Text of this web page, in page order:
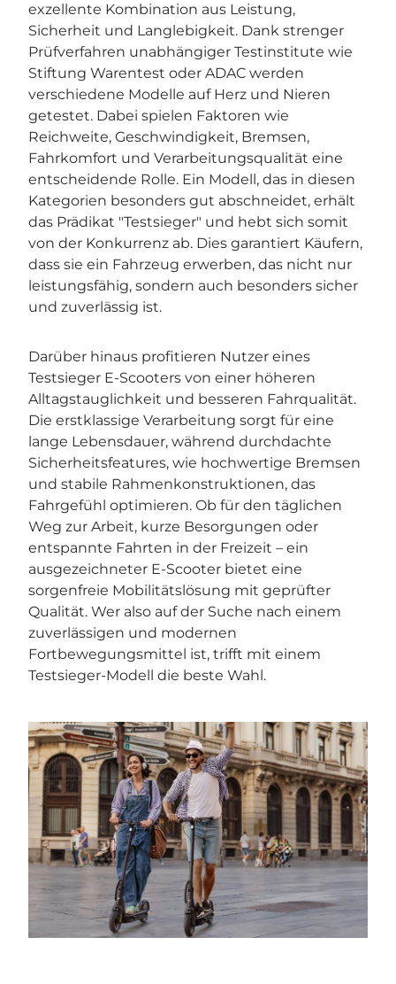
exzellente Kombination aus Leistung,
Sicherheit und Langlebigkeit. Dank strenger
Prüfverfahren unabhängiger Testinstitute wie
Stiftung Warentest oder ADAC werden
verschiedene Modelle auf Herz und Nieren
getestet. Dabei spielen Faktoren wie
Reichweite, Geschwindigkeit, Bremsen,
Fahrkomfort und Verarbeitungsqualität eine
entscheidende Rolle. Ein Modell, das in diesen
Kategorien besonders gut abschneidet, erhält
das Prädikat "Testsieger" und hebt sich somit
von der Konkurrenz ab. Dies garantiert Käufern,
dass sie ein Fahrzeug erwerben, das nicht nur
leistungsfähig, sondern auch besonders sicher
und zuverlässig ist.
Darüber hinaus profitieren Nutzer eines
Testsieger E-Scooters von einer höheren
Alltagstauglichkeit und besseren Fahrqualität.
Die erstklassige Verarbeitung sorgt für eine
lange Lebensdauer, während durchdachte
Sicherheitsfeatures, wie hochwertige Bremsen
und stabile Rahmenkonstruktionen, das
Fahrgefühl optimieren. Ob für den täglichen
Weg zur Arbeit, kurze Besorgungen oder
entspannte Fahrten in der Freizeit – ein
ausgezeichneter E-Scooter bietet eine
sorgenfreie Mobilitätslösung mit geprüfter
Qualität. Wer also auf der Suche nach einem
zuverlässigen und modernen
Fortbewegungsmittel ist, trifft mit einem
Testsieger-Modell die beste Wahl.